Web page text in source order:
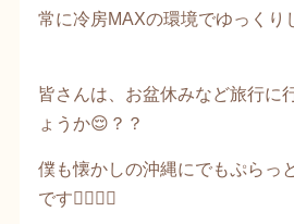
常に冷房MAXの環境でゆっくり
皆さんは、お盆休みなど旅行に
ょうか😌？？
僕も懐かしの沖縄にでもぷらっ
です😮‍💨✌🏻